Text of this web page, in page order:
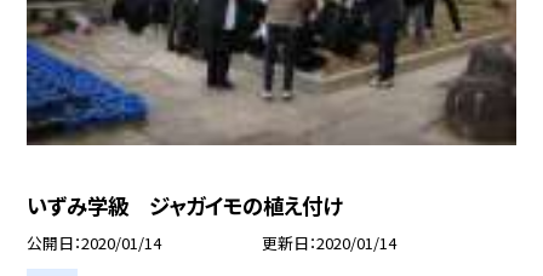
いずみ学級 ジャガイモの植え付け
公開日 2020/01/14 更新日 2020/01/14